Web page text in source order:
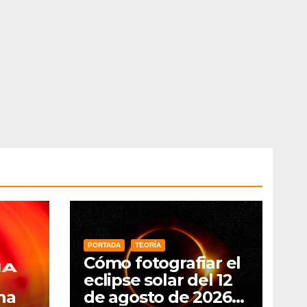
PORTADA TEORÍA
Cómo fotografiar el
eclipse solar del 12
de agosto de 2026